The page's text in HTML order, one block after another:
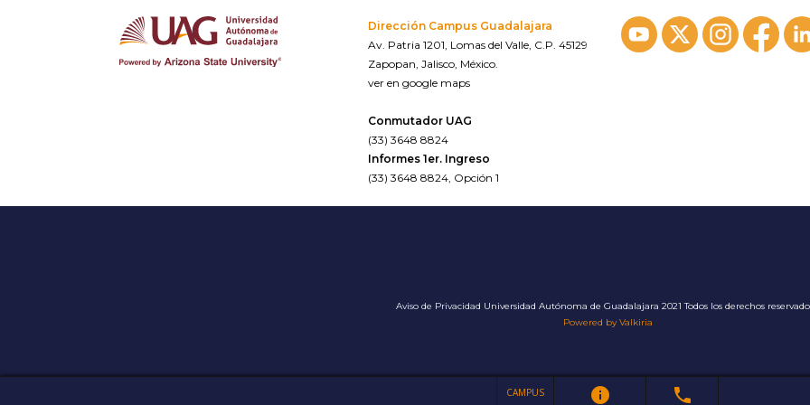
CAMPUS info phone
Dirección Campus Guadalajara
Av. Patria 1201, Lomas del Valle, C.P. 45129
Zapopan, Jalisco, México.
ver en google maps
Conmutador UAG
(33) 3648 8824
Informes 1er. Ingreso
(33) 3648 8824, Opción 1
Aviso de Privacidad Universidad Autónoma de Guadalajara 2021 Todos los derechos
Powered by Valkiria